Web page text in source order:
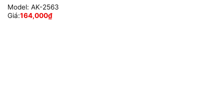
Model: AK-2563
Giá:164,000₫